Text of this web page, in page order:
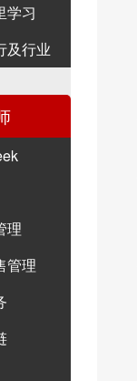
学习
及行业
理
管理